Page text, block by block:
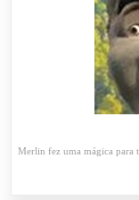
Merlin fez uma mágica para